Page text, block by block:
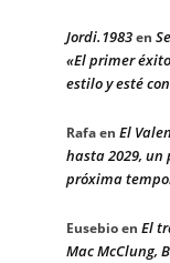
Jordi.1983en
«El primer
estilo y esté
Rafaen El
hasta 2029, un
próxima
Eusebioen El
Mac McClung,